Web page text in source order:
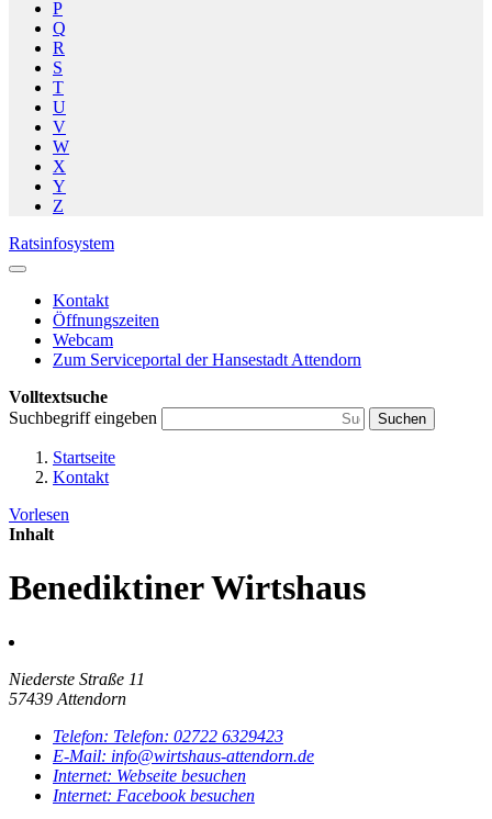
P
Q
R
S
T
U
V
W
X
Y
Z
Ratsinfosystem
Kontakt
Öffnungszeiten
Webcam
Zum Serviceportal der Hansestadt Attendorn
Volltextsuche
Suchbegriff eingeben
Suchen
Startseite
Kontakt
Vorlesen
Inhalt
Benediktiner Wirtshaus
Niederste Straße 11
57439 Attendorn
Telefon: Telefon: 02722 6329423
E-Mail: info@wirtshaus-attendorn.de
Internet: Webseite besuchen
Internet: Facebook besuchen